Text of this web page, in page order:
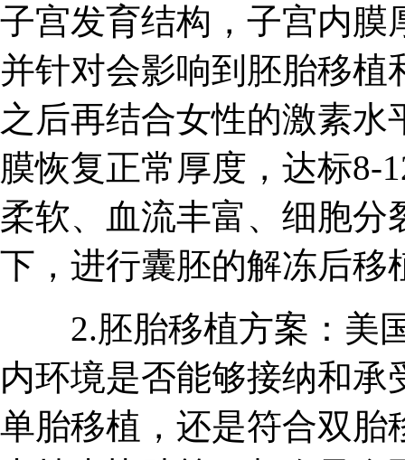
子宫发育结构，子宫内膜
并针对会影响到胚胎移
之后再结合女性的激素
膜恢复正常厚度，达标8-
柔软、血流丰富、细胞分
下，进行囊胚的解冻后移
2.胚胎移植方案：美国
内环境是否能够接纳和
单胎移植，还是符合双胎